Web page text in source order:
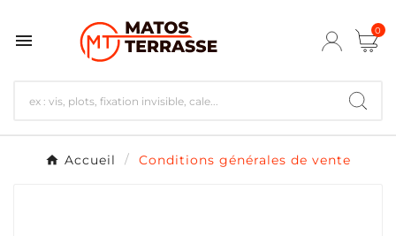
 0
Accueil Conditions générales de vente